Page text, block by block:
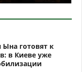
готовят к
в Киеве уже